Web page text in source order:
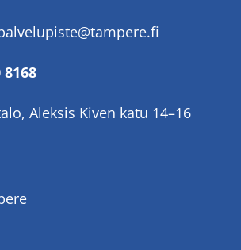
8168
Aleksis Kiven katu 14–16